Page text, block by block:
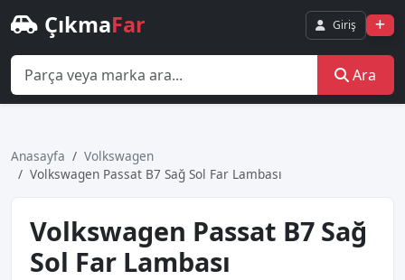
ÇıkmaFar Giriş
Ara
Anasayfa
Volkswagen
Volkswagen Passat B7 Sağ Sol Far Lambası
Volkswagen Passat B7 Sağ
Sol Far Lambası